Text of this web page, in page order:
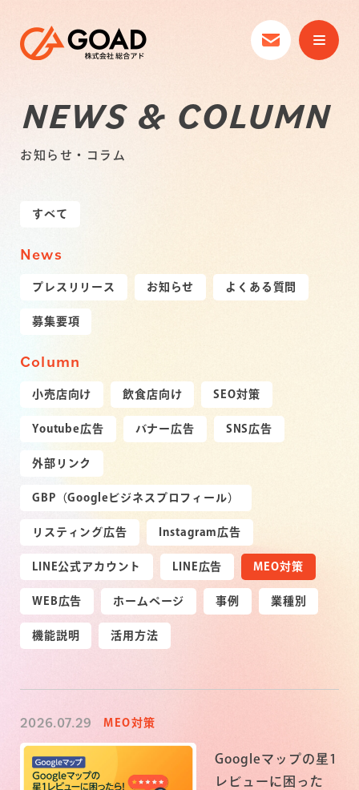
NEWS & COLUMN
お知らせ・コラム
すべて
News
プレスリリース お知らせ よくある質問
募集要項
Column
小売店向け 飲食店向け SEO対策
Youtube広告 バナー広告 SNS広告
外部リンク
GBP（Googleビジネスプロフィール）
リスティング広告 Instagram広告
LINE公式アカウント LINE広告 MEO対策
WEB広告 ホームページ 事例 業種別
機能説明 活用方法
2026.07.29 MEO対策
Googleマップの星1
レビューに困った